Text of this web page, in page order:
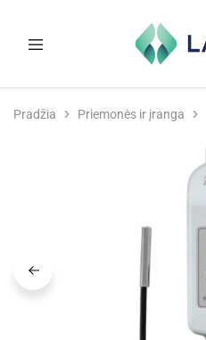
ir
Pradžia Priemonės ir įranga